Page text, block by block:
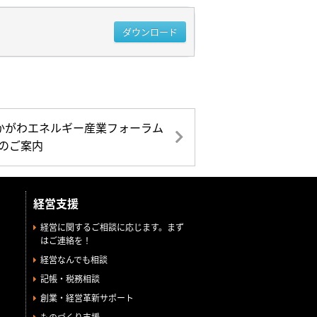
ダウンロード
がわエネルギー産業フォーラム
ご案内
経営支援
経営に関するご相談に応じます。まず
はご連絡を！
経営なんでも相談
記帳・税務相談
創業・経営革新サポート